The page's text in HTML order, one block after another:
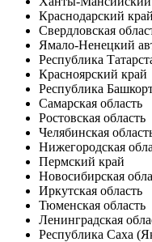
Краснодарский край
Свердловская
Ямало-Ненецкий
Республика
Красноярский край
Республика
Самарская область
Ростовская область
Челябинская
Нижегородская
Пермский край
Новосибирская
Иркутская область
Тюменская область
Ленинградская
Республика Саха